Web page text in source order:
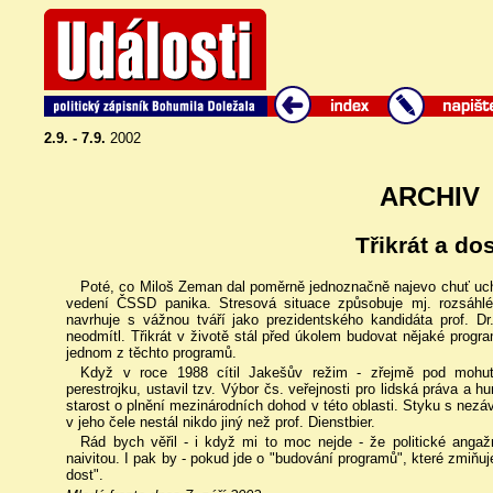
2.9. - 7.9. 2002
ARCHIV
Třikrát a
Poté, co Miloš Zeman dal poměrně jednoznačně najevo chuť
vedení ČSSD panika. Stresová situace způsobuje mj.
navrhuje s vážnou tváří jako prezidentského kandidáta prof.
neodmítl. Třikrát v životě stál před úkolem budovat nějaké
jednom z těchto programů.
Když v roce 1988 cítil Jakešův režim - zřejmě pod
perestrojku, ustavil tzv. Výbor čs. veřejnosti pro lidská práva a
starost o plnění mezinárodních dohod v této oblasti. Styku s
v jeho čele nestál nikdo jiný než prof. Dienstbier.
Rád bych věřil - i když mi to moc nejde - že politické
naivitou. I pak by - pokud jde o "budování programů", které
dost".